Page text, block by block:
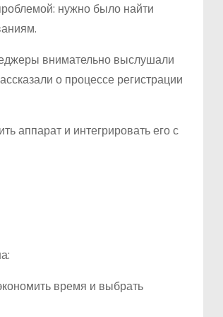
нужно было найти
внимательно выслушали
о процессе регистрации
аппарат и интегрировать его с
время и выбрать